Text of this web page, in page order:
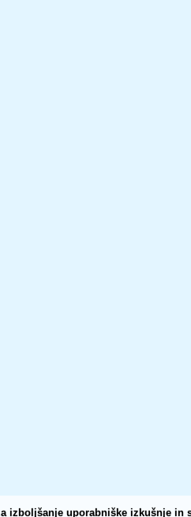
izboljšanje uporabniške izkušnje in